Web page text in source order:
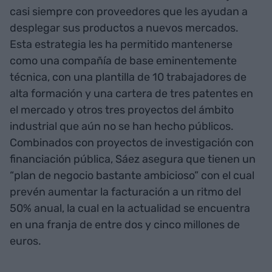
casi siempre con proveedores que les ayudan a
desplegar sus productos a nuevos mercados.
Esta estrategia les ha permitido mantenerse
como una compañía de base eminentemente
técnica, con una plantilla de 10 trabajadores de
alta formación y una cartera de tres patentes en
el mercado y otros tres proyectos del ámbito
industrial que aún no se han hecho públicos.
Combinados con proyectos de investigación con
financiación pública, Sáez asegura que tienen un
“plan de negocio bastante ambicioso” con el cual
prevén aumentar la facturación a un ritmo del
50% anual, la cual en la actualidad se encuentra
en una franja de entre dos y cinco millones de
euros.